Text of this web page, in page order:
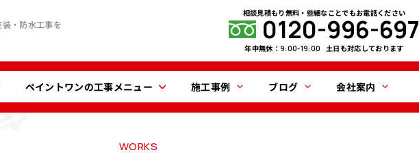
・防水工事を
相談見積もり無料・些細なことでもお電話ください
0120-996-697
年中無休：9:00-19:00 土日も対応しております
ペイントワンの工事メニュー 施工事例 ブログ 会社案内
WORKS